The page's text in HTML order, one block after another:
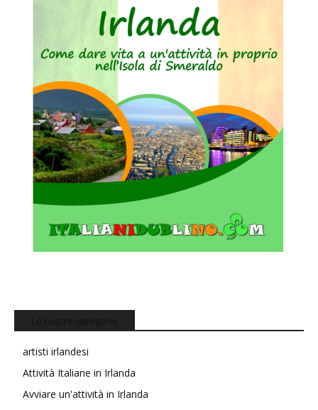
artisti irlandesi
Attività Italiane in Irlanda
Avviare un'attività in Irlanda